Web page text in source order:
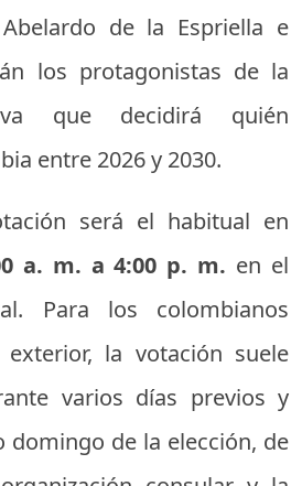
de la Espriella e
los protagonistas de la
que decidirá quién
entre 2026 y 2030.
será el habitual en
a. m. a 4:00 p. m. en el
Para los colombianos
la votación suele
varios días previos y
domingo de la elección, de